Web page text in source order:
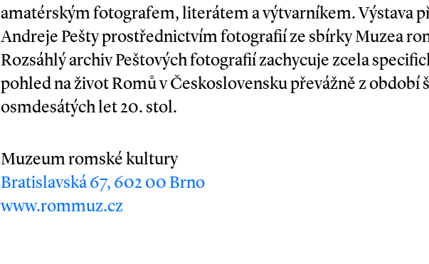
amatérským fotografem, literátem a výtvarníkem. Výstava
Andreje Pešty prostřednictvím fotografií ze sbírky Muzea
Rozsáhlý archiv Peštových fotografií zachycuje zcela
pohled na život Romů v Československu převážně z období
osmdesátých let 20. stol.
Muzeum romské kultury
Bratislavská 67, 602 00 Brno
www.rommuz.cz